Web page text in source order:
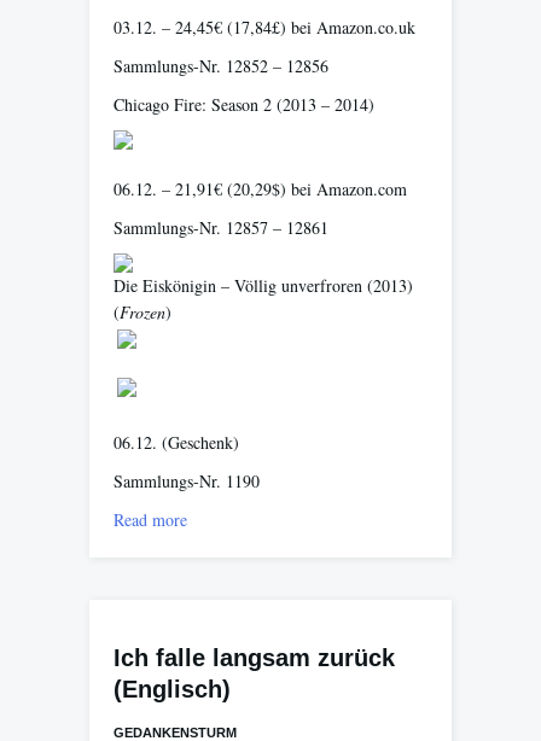
03.12. – 24,45€ (17,84£) bei Amazon.co.uk
Sammlungs-Nr. 12852 – 12856
Chicago Fire: Season 2 (2013 – 2014)
06.12. – 21,91€ (20,29$) bei Amazon.com
Sammlungs-Nr. 12857 – 12861
Die Eiskönigin – Völlig unverfroren (2013)
(Frozen)
06.12. (Geschenk)
Sammlungs-Nr. 1190
Read more
Ich falle langsam zurück
(Englisch)
GEDANKENSTURM